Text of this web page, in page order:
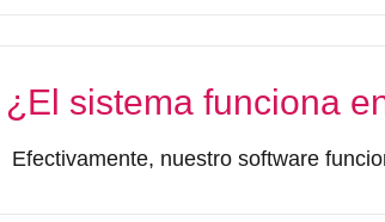
¿El sistema funciona
Efectivamente, nuestro software